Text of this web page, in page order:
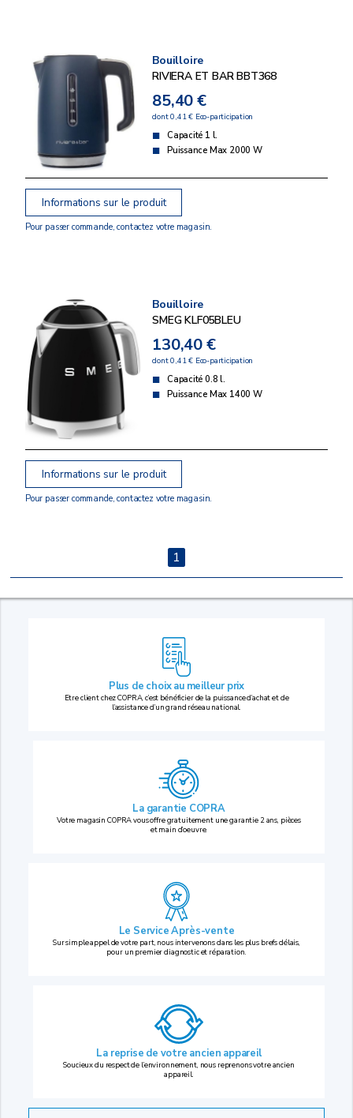
Bouilloire
RIVIERA ET BAR BBT368
85,40 €
dont 0,41 € Eco-participation
Capacité 1 l.
Puissance Max 2000 W
Informations sur le produit
Pour passer commande, contactez votre magasin.
Bouilloire
SMEG KLF05BLEU
130,40 €
dont 0,41 € Eco-participation
Capacité 0.8 l.
Puissance Max 1400 W
Informations sur le produit
Pour passer commande, contactez votre magasin.
1
Plus de choix au meilleur prix
Etre client chez COPRA, c’est bénéficier de la puissance d’achat et de
l’assistance d’un grand réseau national.
La garantie COPRA
Votre magasin COPRA vous offre gratuitement une garantie 2 ans, pièces
et main d’oeuvre.
Le Service Après-vente
Sur simple appel de votre part, nous intervenons dans les plus brefs délais,
pour un premier diagnostic et réparation.
La reprise de votre ancien appareil
Soucieux du respect de l’environnement, nous reprenons votre ancien
appareil.